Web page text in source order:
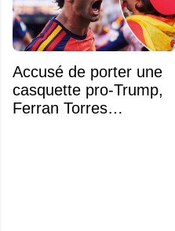
Accusé de porter une
casquette pro-Trump,
Ferran Torres